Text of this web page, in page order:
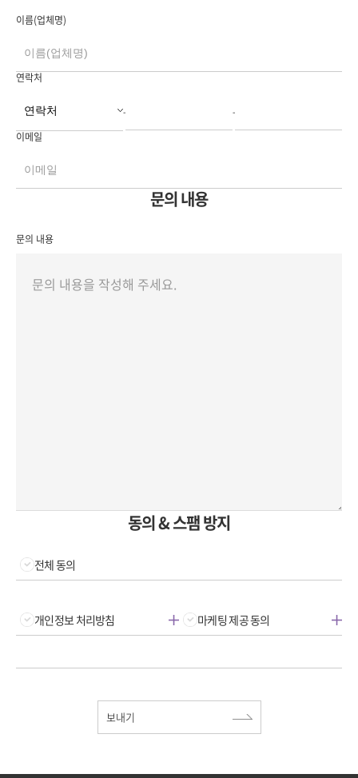
이름(업체명)
연락처
- -
이메일
문의 내용
문의 내용
동의 & 스팸 방지
전체 동의
개인정보 처리방침 마케팅 제공 동의
보내기